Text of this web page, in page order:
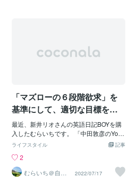
哲学者の西田幾多郎先生が作った言葉で
ある。（正確には孔子が語っているが、
ン」「主観と客観」がセットになった素
晴らしい言葉だと思う。みげか
は、不満が生じさせないように欲求を満
たすための材料を与えなければならない
す。 そしてここを突破しなければ、会
社（組織）への貢献度の高い自己実現欲
求のステージに立つメンバーが育つこと
は極めて困難になります。
「マズローの６段階欲求」を
基準にして、適切な目標を設
定する
最近、新井リオさんの英語日記BOYを購
入したむらいちです。 「中田敦彦のYout
ube大学」で紹介されていて、気になっ
言葉を英語にして、実践スキルを身につ
ける」という内容で、とても実践的な内
容だと感じました。一通り試してみて、
記事
ライフスタイル
2
むらいち＠自己
啓発ライター
2022/07/17